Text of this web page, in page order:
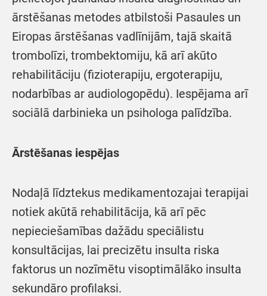
ārstēšanas metodes atbilstoši Pasaules un
Eiropas ārstēšanas vadlīnijām, tajā skaitā
trombolīzi, trombektomiju, kā arī akūto
rehabilitāciju (fizioterapiju, ergoterapiju,
nodarbības ar audiologopēdu). Iespējama arī
sociālā darbinieka un psihologa palīdzība.
Ārstēšanas iespējas
Nodaļā līdztekus medikamentozajai terapijai
notiek akūtā rehabilitācija, kā arī pēc
nepieciešamības dažādu speciālistu
konsultācijas, lai precizētu insulta riska
faktorus un nozīmētu visoptimālāko insulta
sekundāro profilaksi.